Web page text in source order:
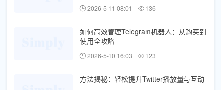
2026-5-11 08:01 136
如何高效管理Telegram机器人：从购买到
使用全攻略
2026-5-10 16:03 123
方法揭秘：轻松提升Twitter播放量与互动